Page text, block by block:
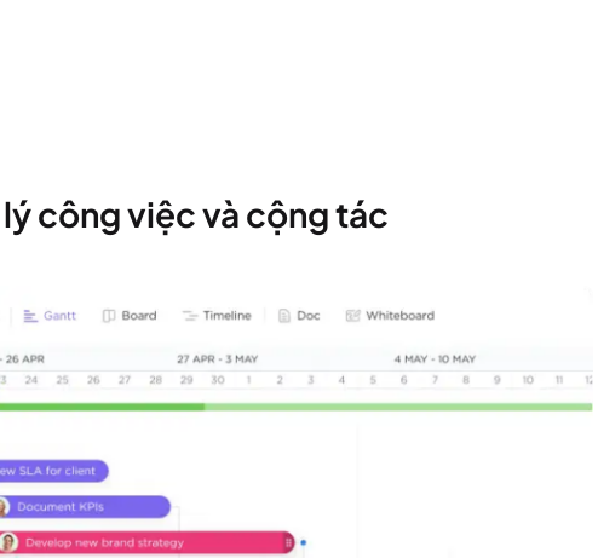
công việc và cộng tác